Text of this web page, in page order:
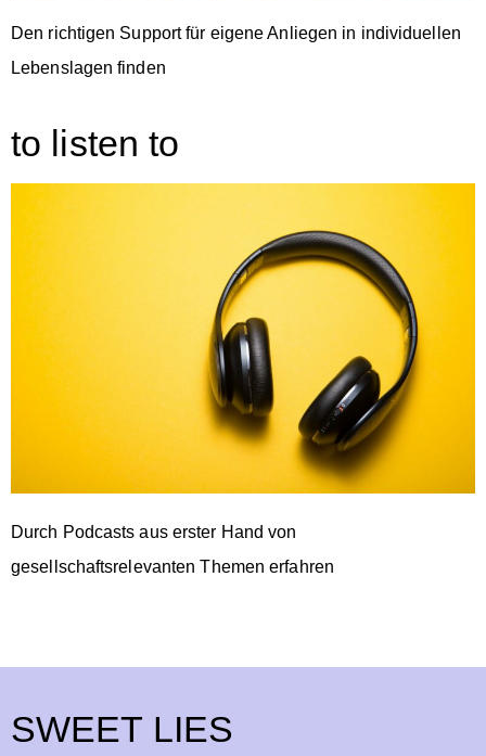
Den richtigen Support für eigene Anliegen in individuellen
Lebenslagen finden
to listen to
Durch Podcasts aus erster Hand von
gesellschaftsrelevanten Themen erfahren
SWEET LIES